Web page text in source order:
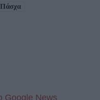
Πάσχα
Google News